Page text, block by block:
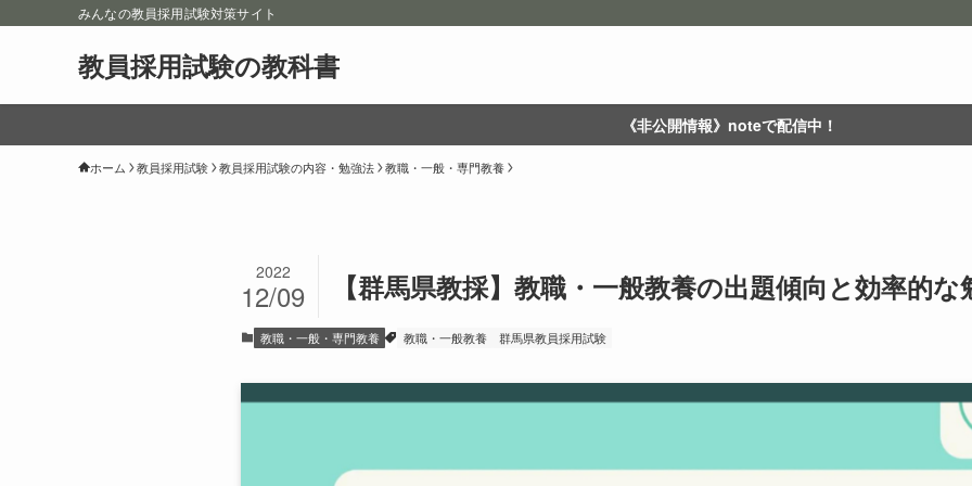
みんなの教員採用試験対策サイト
教員採用試験の教科書
《非公開情報》noteで配信中！
ホーム 教員採用試験 教員採用試験の内容・勉強法 教職・一般・専門教養
【群馬県教採】教職・一般教養の出題傾向と効率的な
2022
12/09
教職・一般・専門教養 教職・一般教養 群馬県教員採用試験